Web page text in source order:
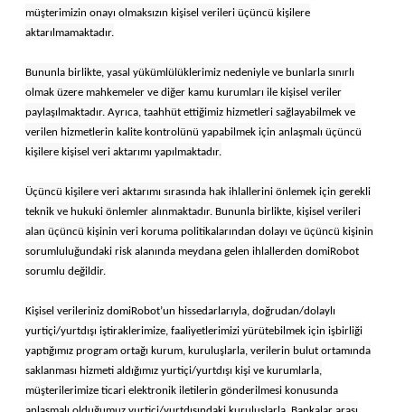
müşterimizin onayı olmaksızın kişisel verileri üçüncü kişilere
aktarılmamaktadır.
Bununla birlikte, yasal yükümlülüklerimiz nedeniyle ve bunlarla sınırlı
olmak üzere mahkemeler ve diğer kamu kurumları ile kişisel veriler
paylaşılmaktadır. Ayrıca, taahhüt ettiğimiz hizmetleri sağlayabilmek ve
verilen hizmetlerin kalite kontrolünü yapabilmek için anlaşmalı üçüncü
kişilere kişisel veri aktarımı yapılmaktadır.
Üçüncü kişilere veri aktarımı sırasında hak ihlallerini önlemek için gerekli
teknik ve hukuki önlemler alınmaktadır. Bununla birlikte, kişisel verileri
alan üçüncü kişinin veri koruma politikalarından dolayı ve üçüncü kişinin
sorumluluğundaki risk alanında meydana gelen ihlallerden domiRobot
sorumlu değildir.
Kişisel verileriniz domiRobot’un hissedarlarıyla, doğrudan/dolaylı
yurtiçi/yurtdışı iştiraklerimize, faaliyetlerimizi yürütebilmek için işbirliği
yaptığımız program ortağı kurum, kuruluşlarla, verilerin bulut ortamında
saklanması hizmeti aldığımız yurtiçi/yurtdışı kişi ve kurumlarla,
müşterilerimize ticari elektronik iletilerin gönderilmesi konusunda